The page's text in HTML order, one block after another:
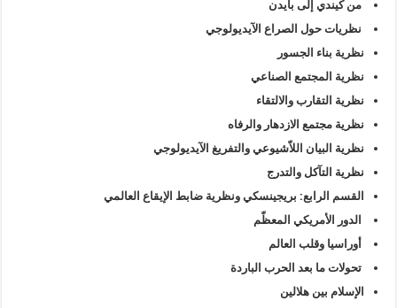
من كيندي إلى بايدن
نظريات حول الصراع الآيديولوجي
نظرية بناء الجسور
نظرية المجتمع الصناعي
نظرية التقارب والالتقاء
نظرية مجتمع الازدهار والرفاه
نظرية البيان اللاّشيوعي والتفريغ الآيديولوجي
نظرية التآكل والتدرج
القسم الرابع: بريجينسكي ونظرية ضابط الإيقاع العالمي
الدور الأمريكي المعظّم
أوراسيا وقلب العالم
تحولات ما بعد الحرب الباردة
الإسلام بين هلالين